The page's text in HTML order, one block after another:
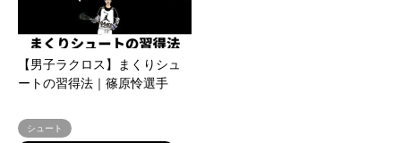
【男子ラクロス】まくりシュ
ートの習得法｜篠原怜選手
シュート